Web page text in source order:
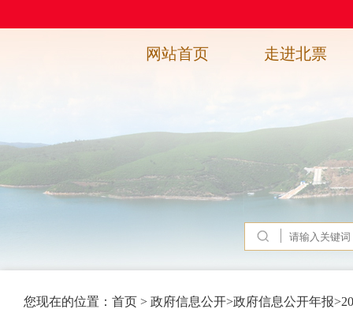
网站首页 走进北票
您现在的位置： 首页 > 政府信息公开>政府信息公开年报>